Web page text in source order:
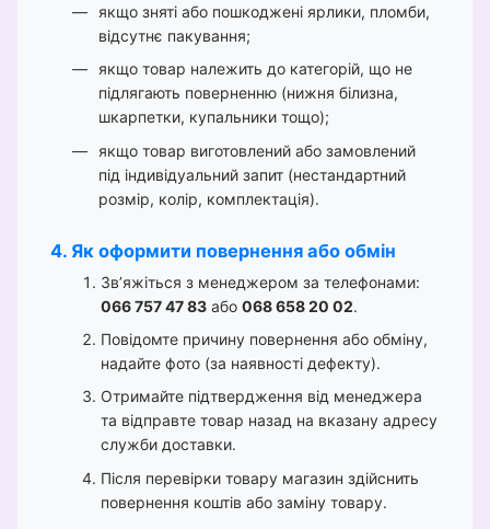
якщо зняті або пошкоджені ярлики, пломби,
відсутнє пакування;
якщо товар належить до категорій, що не
підлягають поверненню (нижня білизна,
шкарпетки, купальники тощо);
якщо товар виготовлений або замовлений
під індивідуальний запит (нестандартний
розмір, колір, комплектація).
4. Як оформити повернення або обмін
Зв’яжіться з менеджером за телефонами:
066 757 47 83 або 068 658 20 02.
Повідомте причину повернення або обміну,
надайте фото (за наявності дефекту).
Отримайте підтвердження від менеджера
та відправте товар назад на вказану адресу
служби доставки.
Після перевірки товару магазин здійснить
повернення коштів або заміну товару.